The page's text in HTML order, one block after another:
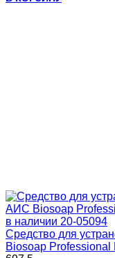
в наличии 20-05094
Средство для
Biosoap Professional